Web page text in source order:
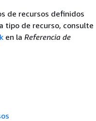
de recursos definidos
tipo de recurso, consulte
en la Referencia de